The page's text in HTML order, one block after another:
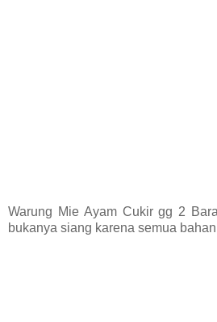
Warung Mie Ayam Cukir gg 2
bukanya siang karena semua